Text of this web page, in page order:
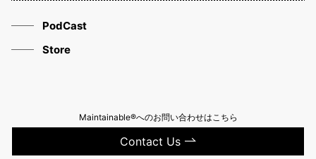
PodCast
Store
Maintainable®へのお問い合わせはこちら
Contact Us